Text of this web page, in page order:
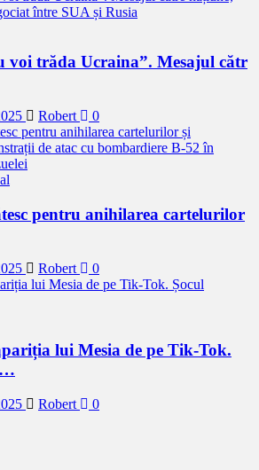
voi trăda Ucraina”. Mesajul cătr
Robert 0
pentru anihilarea cartelurilor
Robert 0
lui Mesia de pe Tik-Tok.
…
Robert 0